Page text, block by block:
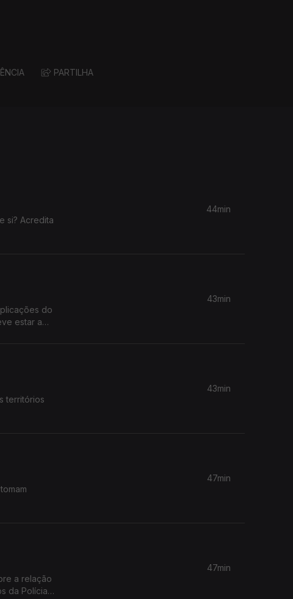
PARTILHA
si? Acredita
44min
do
estar a
43min
territórios
43min
47min
a relação
da Polícia
47min